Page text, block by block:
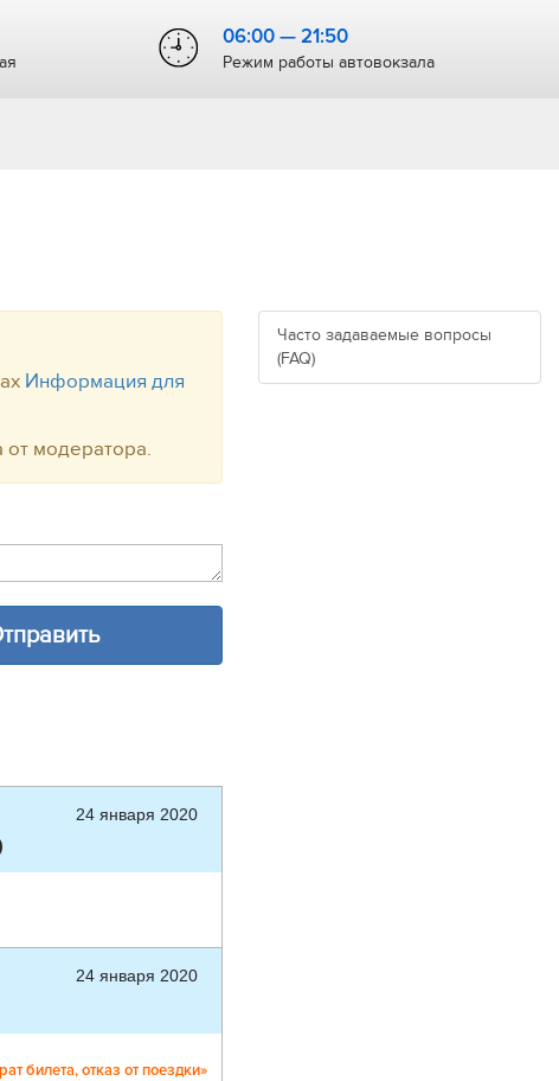
06:00 — 21:50
Режим работы автовокзала
Информация для
от модератора.
24 января 2020
24 января 2020
билета, отказ от поездки»
Часто задаваемые вопросы
(FAQ)